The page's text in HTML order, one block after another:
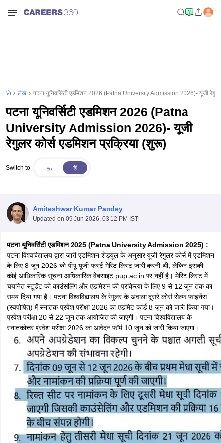
Cut offBHU CUET Cut offCUET CutoffCUET Cut off For
Year Question PapersCUET PG Syllabus CUET PG Answer
SyllabusIIT JAM Result
IIT JAM cut off
NEST Result
Question PaperAP PGCET Merit List
Examination FormIGNOU Question PapersIGNOU Result
लेख पटना यूनिवर्सिटी एडमिशन 2026 (Patna University Admission 2026)- यूजी
पटना यूनिवर्सिटी एडमिशन 2026 (Patna
University Admission 2026)- यूजी
रेगुलर कोर्स एडमिशन प्रक्रिया (शुरू)
Switch to
Amiteshwar Kumar Pandey
Updated on 09 Jun 2026, 03:12 PM IST
पटना यूनिवर्सिटी एडमिशन 2025 (Patna University Admission 2025) :
पटना विश्वविद्यालय द्वारा जारी एडमिशन शेड्यूल के अनुसार यूजी रेगुलर कोर्स में एडमिशन
के लिए 8 जून 2026 को पीयू यूजी फर्स्ट मेरिट लिस्ट जारी करनी थी, लेकिन इसकी
कोई आधिकारिक सूचना आधिकारिक वेबसाइट pup.ac.in पर नहीं है। मेरिट लिस्ट में
चयनित स्टूडेंट को काउंसलिंग और एडमिशन की प्रक्रिया के लिए 9 से 12 जून तक का
समय दिया गया है। पटना विश्वविद्यालय के रेगुलर के अवाला दूसरे कोर्स सेल्फ फाइनेंस
(स्वपोषित) में स्नातक प्रवेश परीक्षा 2026 का एडमिट कार्ड 8 जून को जारी किया गया।
प्रवेश परीक्षा 20 से 22 जून तक आयोजित की जाएगी। पटना विश्वविद्यालय के
स्नातकोत्तर प्रवेश परीक्षा 2026 का आवेदन फॉर्म 10 जून को जारी किया जाएगा।